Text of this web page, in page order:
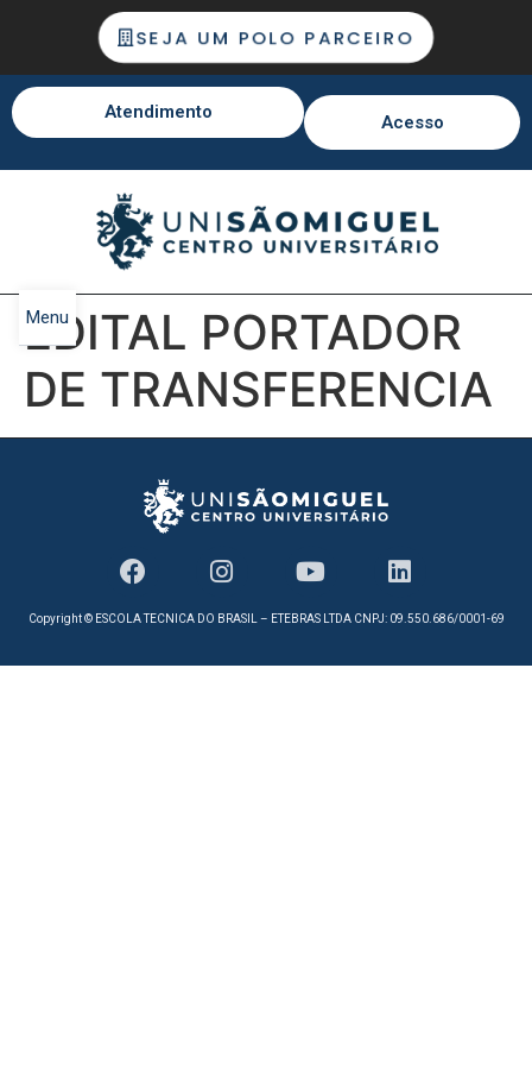
SEJA UM POLO PARCEIRO
Atendimento Acesso
Menu
EDITAL PORTADOR
DE TRANSFERENCIA
Copyright © ESCOLA TECNICA DO BRASIL – ETEBRAS LTDA CNPJ: 09.550.686/0001-69